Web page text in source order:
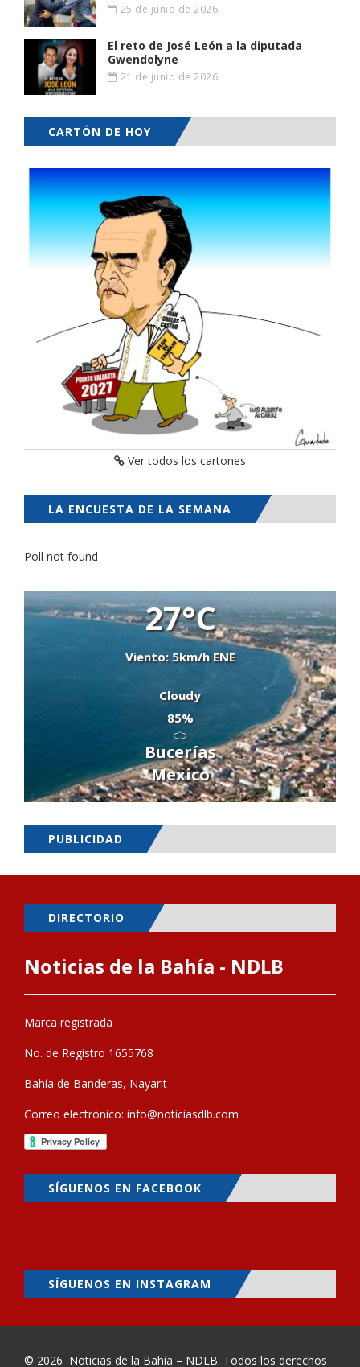
25 de junio de 2026
El reto de José León a la diputada
Gwendolyne
21 de junio de 2026
CARTÓN DE HOY
Ver todos los cartones
LA ENCUESTA DE LA SEMANA
Poll not found
27°C
Viento: 5km/h ENE
Cloudy
85%
Bucerías
Mexico
PUBLICIDAD
DIRECTORIO
Noticias de la Bahía - NDLB
Marca registrada
No. de Registro 1655768
Bahía de Banderas, Nayarit
Correo electrónico: info@noticiasdlb.com
SÍGUENOS EN FACEBOOK
SÍGUENOS EN INSTAGRAM
© 2026 Noticias de la Bahía – NDLB. Todos los derechos